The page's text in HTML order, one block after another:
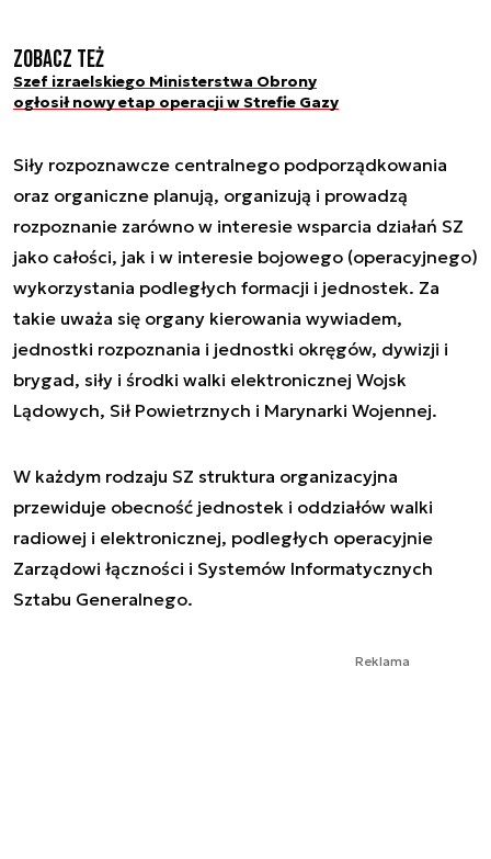
Zobacz też
Szef izraelskiego Ministerstwa Obrony
ogłosił nowy etap operacji w Strefie Gazy
Siły rozpoznawcze centralnego podporządkowania
oraz organiczne planują, organizują i prowadzą
rozpoznanie zarówno w interesie wsparcia działań SZ
jako całości, jak i w interesie bojowego (operacyjnego)
wykorzystania podległych formacji i jednostek. Za
takie uważa się organy kierowania wywiadem,
jednostki rozpoznania i jednostki okręgów, dywizji i
brygad, siły i środki walki elektronicznej Wojsk
Lądowych, Sił Powietrznych i Marynarki Wojennej.
W każdym rodzaju SZ struktura organizacyjna
przewiduje obecność jednostek i oddziałów walki
radiowej i elektronicznej, podległych operacyjnie
Zarządowi łączności i Systemów Informatycznych
Sztabu Generalnego.
Reklama